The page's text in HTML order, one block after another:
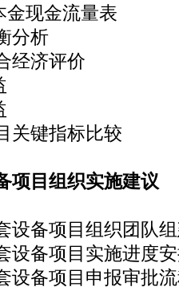
现金流量表
分析
济评价
键指标比较
项目组织实施建议
备项目组织团队
备项目实施进度
备项目申报审批流